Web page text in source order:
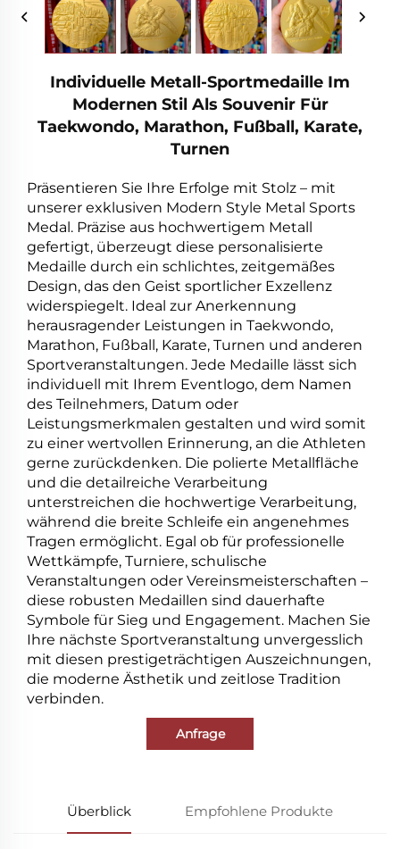
Individuelle Metall-Sportmedaille Im
Modernen Stil Als Souvenir Für
Taekwondo, Marathon, Fußball, Karate,
Turnen
Präsentieren Sie Ihre Erfolge mit Stolz – mit
unserer exklusiven Modern Style Metal Sports
Medal. Präzise aus hochwertigem Metall
gefertigt, überzeugt diese personalisierte
Medaille durch ein schlichtes, zeitgemäßes
Design, das den Geist sportlicher Exzellenz
widerspiegelt. Ideal zur Anerkennung
herausragender Leistungen in Taekwondo,
Marathon, Fußball, Karate, Turnen und anderen
Sportveranstaltungen. Jede Medaille lässt sich
individuell mit Ihrem Eventlogo, dem Namen
des Teilnehmers, Datum oder
Leistungsmerkmalen gestalten und wird somit
zu einer wertvollen Erinnerung, an die Athleten
gerne zurückdenken. Die polierte Metallfläche
und die detailreiche Verarbeitung
unterstreichen die hochwertige Verarbeitung,
während die breite Schleife ein angenehmes
Tragen ermöglicht. Egal ob für professionelle
Wettkämpfe, Turniere, schulische
Veranstaltungen oder Vereinsmeisterschaften –
diese robusten Medaillen sind dauerhafte
Symbole für Sieg und Engagement. Machen Sie
Ihre nächste Sportveranstaltung unvergesslich
mit diesen prestigeträchtigen Auszeichnungen,
die moderne Ästhetik und zeitlose Tradition
verbinden.
Anfrage
Überblick Empfohlene Produkte